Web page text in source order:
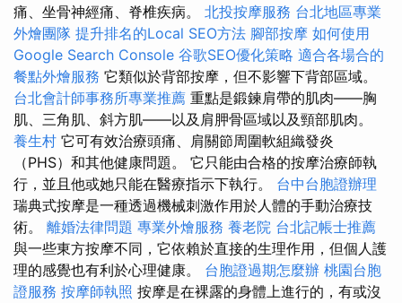
痛、坐骨神經痛、脊椎疾病。 北投按摩服務 台北地區專業
外燴團隊 提升排名的Local SEO方法 腳部按摩 如何使用
Google Search Console 谷歌SEO優化策略 適合各場合的
餐點外燴服務 它類似於背部按摩，但不影響下背部區域。
台北會計師事務所專業推薦 重點是鍛鍊肩帶的肌肉——胸
肌、三角肌、斜方肌——以及肩胛骨區域以及頸部肌肉。
養生村 它可有效治療頭痛、肩關節周圍軟組織發炎
（PHS）和其他健康問題。 它只能由合格的按摩治療師執
行，並且他或她只能在醫療指示下執行。 台中台胞證辦理
瑞典式按摩是一種透過機械刺激作用於人體的手動治療技
術。 離婚法律問題 專業外燴服務 養老院 台北記帳士推薦
與一些東方按摩不同，它依賴於直接的生理作用，但個人護
理的感覺也有利於心理健康。 台胞證過期怎麼辦 桃園台胞
證服務 按摩師執照 按摩是在裸露的身體上進行的，有或沒